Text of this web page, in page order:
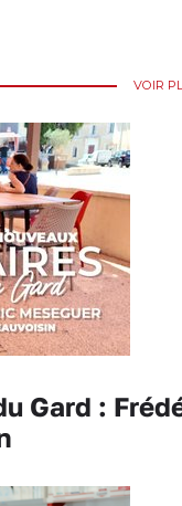
VOIR
Gard :